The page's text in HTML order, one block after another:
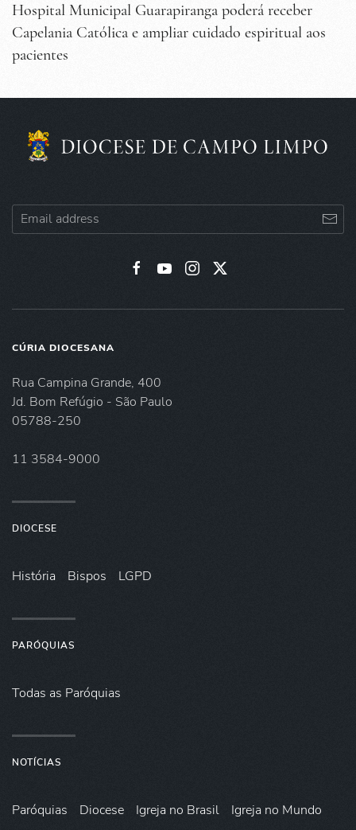
Hospital Municipal Guarapiranga poderá receber
Capelania Católica e ampliar cuidado espiritual aos
pacientes
CÚRIA DIOCESANA
Rua Campina Grande, 400
Jd. Bom Refúgio - São Paulo
05788-250
11 3584-9000
DIOCESE
História Bispos LGPD
PARÓQUIAS
Todas as Paróquias
NOTÍCIAS
Paróquias Diocese Igreja no Brasil Igreja no Mundo